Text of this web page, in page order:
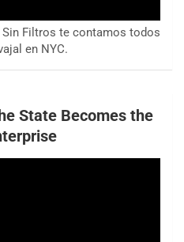
Filtros te contamos todos
en NYC.
State Becomes the